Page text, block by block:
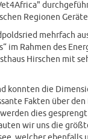
Regionen
mehrfach
im Rahmen des
Hirschen mit
konnten die
Fakten über den
dies
wir uns die